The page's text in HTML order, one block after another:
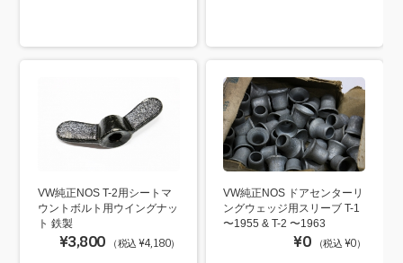
VW純正NOS T-2用シートマ
ウントボルト用ウイングナッ
ト 鉄製
¥3,800 （税込 ¥4,180）
VW純正NOS ドアセンターリ
ングウェッジ用スリーブ T-1
〜1955 & T-2 〜1963
¥0 （税込 ¥0）